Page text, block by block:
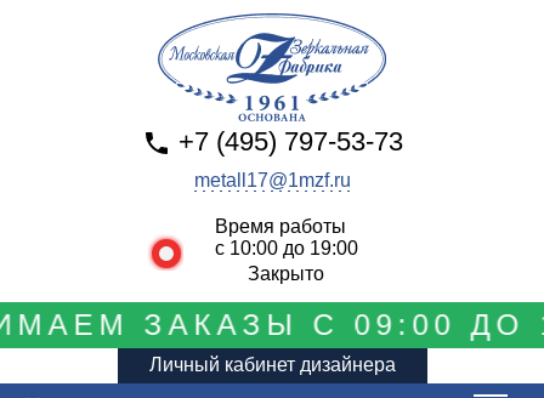
ЗАКАЗЫ С 09:00 ДО
Личный кабинет дизайнера
Время работы
с 10:00 до 19:00
Закрыто
+7 (495) 797-53-73
metall17@1mzf.ru